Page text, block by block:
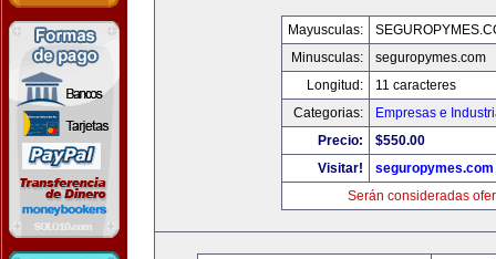
Mayusculas:
Minusculas:
seguropymes.com
Longitud:
11 caracteres
Categorias:
Empresas e
Precio:
$550.00
Visitar!
seguropymes.com
Serán consideradas